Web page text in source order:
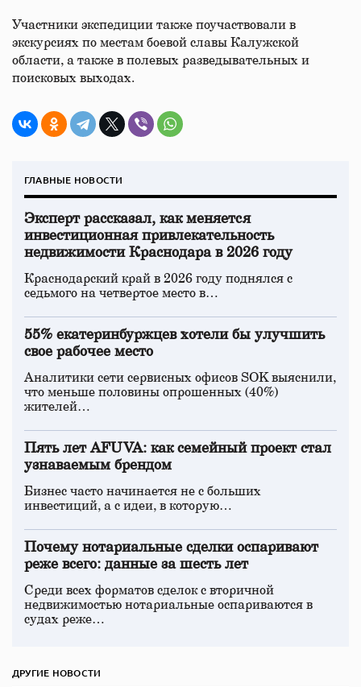
Участники экспедиции также поучаствовали в
экскурсиях по местам боевой славы Калужской
области, а также в полевых разведывательных и
поисковых выходах.
ГЛАВНЫЕ НОВОСТИ
Эксперт рассказал, как меняется
инвестиционная привлекательность
недвижимости Краснодара в 2026 году
Краснодарский край в 2026 году поднялся с
седьмого на четвертое место в…
55% екатеринбуржцев хотели бы улучшить
свое рабочее место
Аналитики сети сервисных офисов SOK выяснили,
что меньше половины опрошенных (40%)
жителей…
Пять лет AFUVA: как семейный проект стал
узнаваемым брендом
Бизнес часто начинается не с больших
инвестиций, а с идеи, в которую…
Почему нотариальные сделки оспаривают
реже всего: данные за шесть лет
Среди всех форматов сделок с вторичной
недвижимостью нотариальные оспариваются в
судах реже…
ДРУГИЕ НОВОСТИ